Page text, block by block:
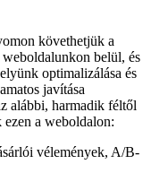
követhetjük a
weboldalunkon belül, és
optimalizálása és
javítása
alábbi, harmadik féltől
ezen a weboldalon:
vélemények, A/B-